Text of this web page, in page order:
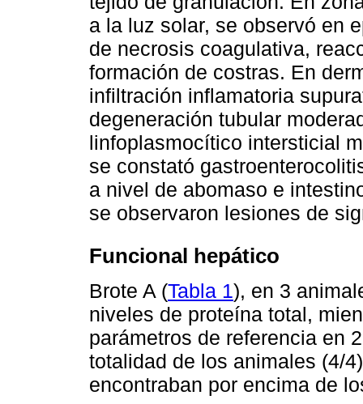
a la luz solar, se observó en
de necrosis coagulativa,
formación de costras. En
infiltración inflamatoria
degeneración tubular
linfoplasmocítico intersticial
se constató
a nivel de abomaso e
se observaron lesiones de
Funcional hepático
Brote A (Tabla 1), en 3
niveles de proteína total,
parámetros de referencia en
totalidad de los animales (4/
encontraban por encima de